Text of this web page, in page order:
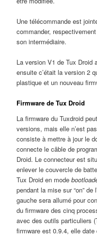
Une télécommande est
commander,
son intermédiaire.
La version V1 de Tux Droid
ensuite c’était la version 2
plastique et un nouveau
Firmware de Tux Droid
La firmware du Tuxdroid
versions, mais elle n’est
consiste à mettre à jour le
connecte le câble de
Droid. Le connecteur est
enlever le couvercle de
Tux Droid en mode
pendant la mise sur “on” de
gauche sera allumé pour
du firmware des cinq
avec des outils particuliers
firmware est 0.9.4, elle date